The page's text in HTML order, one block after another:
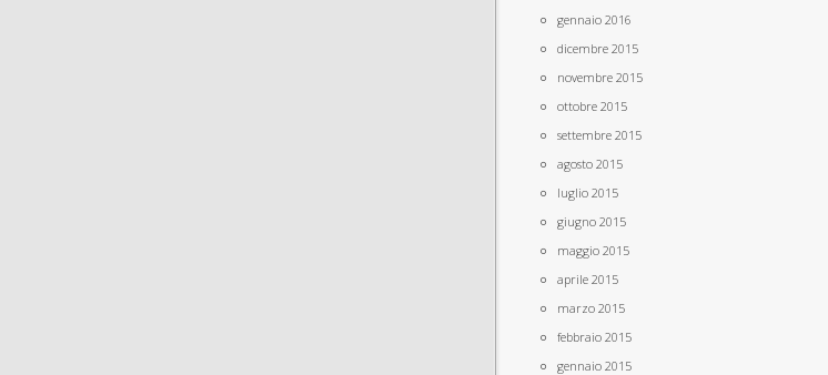
gennaio 2016
dicembre 2015
novembre 2015
ottobre 2015
settembre 2015
agosto 2015
luglio 2015
giugno 2015
maggio 2015
aprile 2015
marzo 2015
febbraio 2015
gennaio 2015